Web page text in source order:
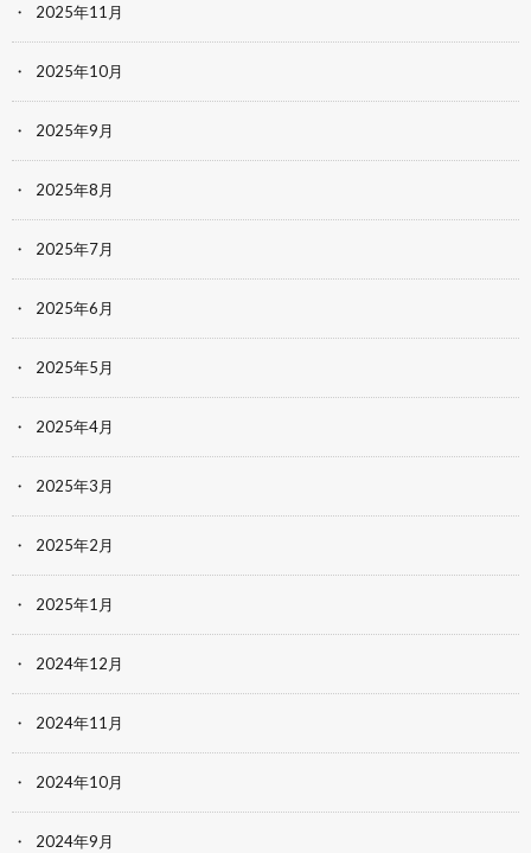
2025年11月
2025年10月
2025年9月
2025年8月
2025年7月
2025年6月
2025年5月
2025年4月
2025年3月
2025年2月
2025年1月
2024年12月
2024年11月
2024年10月
2024年9月